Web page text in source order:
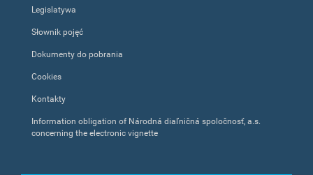
Legislatywa
Słownik pojęć
Dokumenty do pobrania
Cookies
Kontakty
Information obligation of Národná diaľničná spoločnosť, a.s.
concerning the electronic vignette